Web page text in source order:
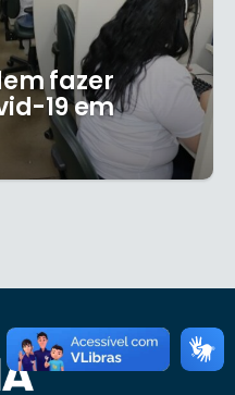
fazer
19 em